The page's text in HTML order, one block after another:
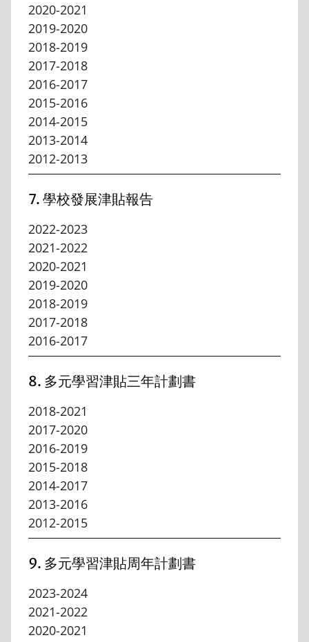
2020-2021
2019-2020
2018-2019
2017-2018
2016-2017
2015-2016
2014-2015
2013-2014
2012-2013
7. 學校發展津貼報告
2022-2023
2021-2022
2020-2021
2019-2020
2018-2019
2017-2018
2016-2017
8. 多元學習津貼三年計劃書
2018-2021
2017-2020
2016-2019
2015-2018
2014-2017
2013-2016
2012-2015
9. 多元學習津貼周年計劃書
2023-2024
2021-2022
2020-2021